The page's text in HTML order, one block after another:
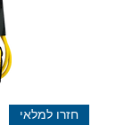
חזרו למלאי